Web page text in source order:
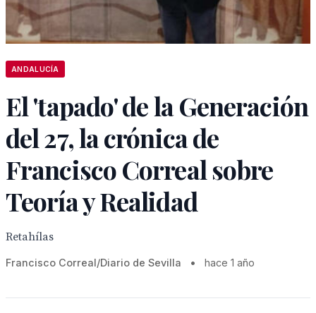
ANDALUCÍA
El 'tapado' de la Generación
del 27, la crónica de
Francisco Correal sobre
Teoría y Realidad
Retahílas
Francisco Correal/Diario de Sevilla • hace 1 año